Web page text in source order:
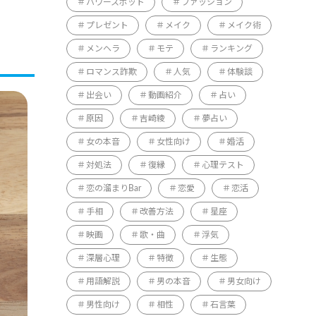
パワースポット ファッション
プレゼント メイク メイク術
メンヘラ モテ ランキング
ロマンス詐欺 人気 体験談
出会い 動画紹介 占い
原因 吉崎綾 夢占い
女の本音 女性向け 婚活
対処法 復縁 心理テスト
恋の溜まりBar 恋愛 恋活
手相 改善方法 星座
映画 歌・曲 浮気
深層心理 特徴 生態
用語解説 男の本音 男女向け
男性向け 相性 石言葉